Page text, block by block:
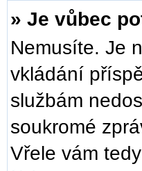
» Je vůbec
Nemusíte. Je
vkládání
službám
soukromé
Vřele vám